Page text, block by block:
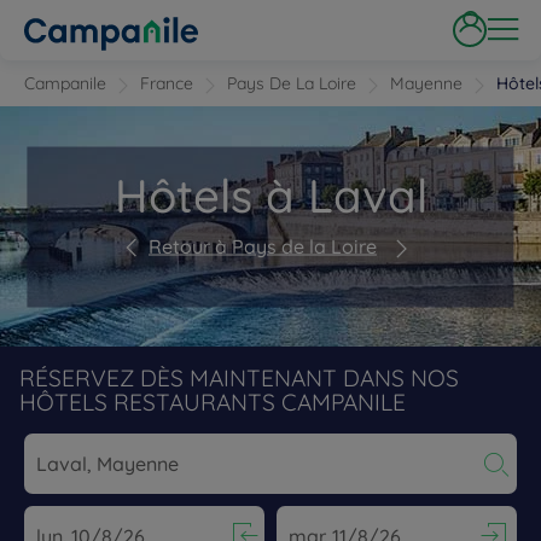
Campanile France Pays De La Loire Mayenne
Hôtels à Laval
Retour à Pays de la Loire
RÉSERVEZ DÈS MAINTENANT DANS NOS
HÔTELS RESTAURANTS CAMPANILE